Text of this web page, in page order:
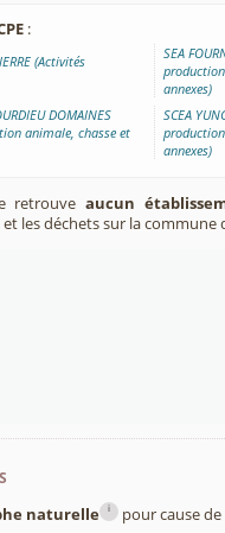
:
(Activités
SEA
annexes)
DOMAINES
animale, chasse et
SCEA
annexes)
retrouveaucun
les déchets sur la commune
naturelle i pour cause de